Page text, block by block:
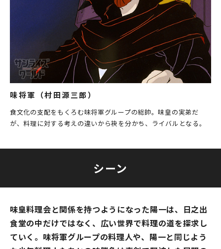
味将軍（村田源三郎）
食文化の支配をもくろむ味将軍グループの総帥。味皇の実弟だ
が、料理に対する考えの違いから袂を分かち、ライバルとなる。
シーン
味皇料理会と関係を持つようになった陽一は、日之出
食堂の中だけではなく、広い世界で料理の道を探求し
ていく。味将軍グループの料理人や、陽一と同じよう